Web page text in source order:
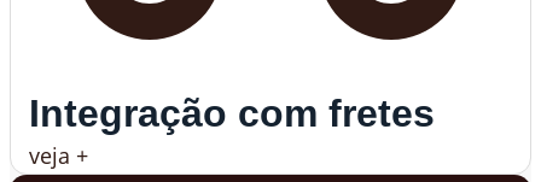
Integração com fretes
veja +